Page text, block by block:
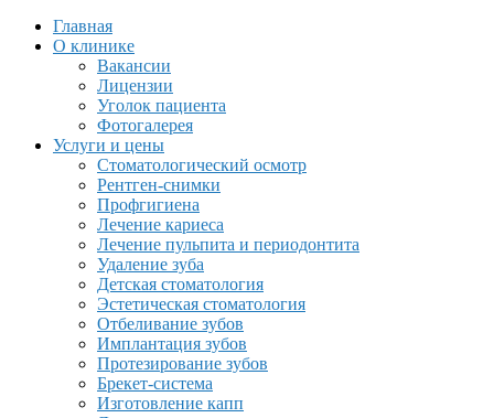
Главная
О клинике
Вакансии
Лицензии
Уголок пациента
Фотогалерея
Услуги и цены
Стоматологический осмотр
Рентген-снимки
Профгигиена
Лечение кариеса
Лечение пульпита и периодонтита
Удаление зуба
Детская стоматология
Эстетическая стоматология
Отбеливание зубов
Имплантация зубов
Протезирование зубов
Брекет-система
Изготовление капп